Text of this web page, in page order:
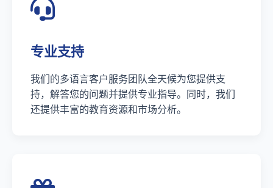
专业支持
我们的多语言客户服务团队全天候为您提供支
持，解答您的问题并提供专业指导。同时，我们
还提供丰富的教育资源和市场分析。